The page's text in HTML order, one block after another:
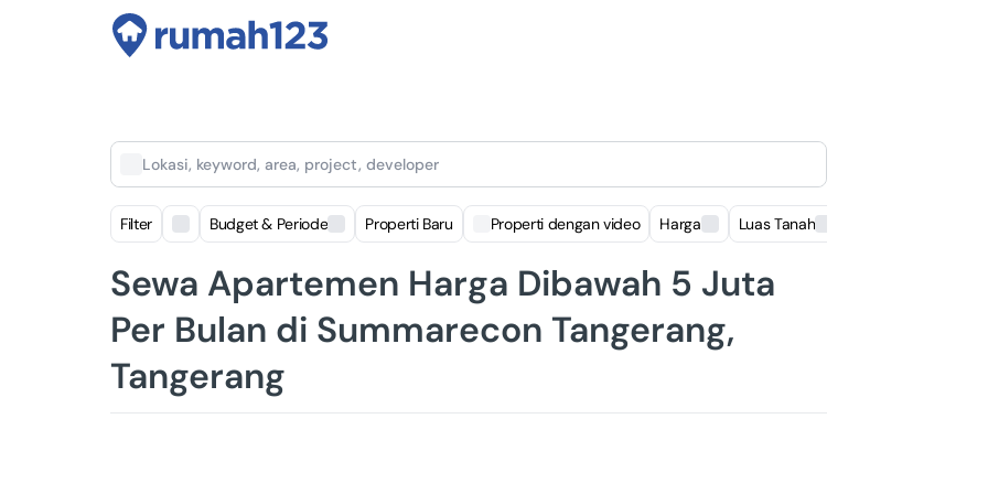
Lokasi, keyword, area, project, developer
Filter Budget & Periode Properti Baru Properti dengan video Harga Luas Tanah
Sewa Apartemen Harga Dibawah 5 Juta
Per Bulan di Summarecon Tangerang,
Tangerang